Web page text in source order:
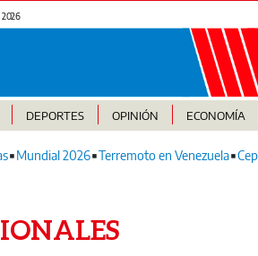
2026
DEPORTES OPINIÓN ECONOMÍA
Mundial 2026 Terremoto en Venezuela